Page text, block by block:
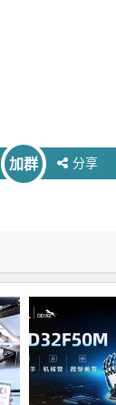
加群 分享